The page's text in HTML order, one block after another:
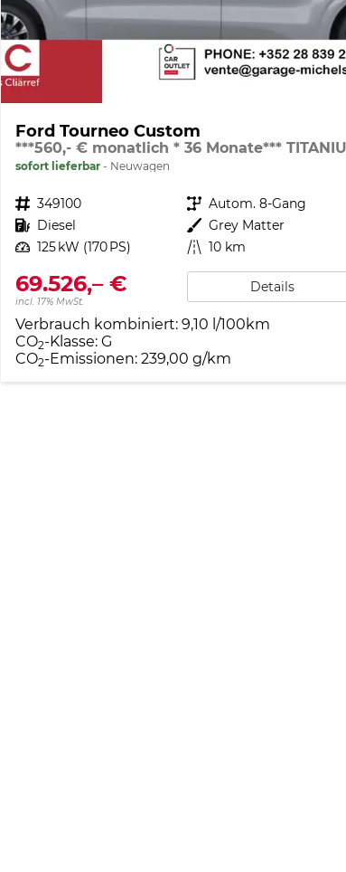
Ford Tourneo Custom
sofort lieferbar Neuwagen
Fahrzeugnr. 349100 Getriebe Autom. 8-Gang
Kraftstoff Diesel Außenfarbe Grey Matter
Leistung 125 kW (170 PS) Kilometerstand 10 km
69.526,– €
incl. 17% MwSt.
Details
Verbrauch kombiniert: 9,10 l/100km
CO2-Klasse: G
CO2-Emissionen: 239,00 g/km